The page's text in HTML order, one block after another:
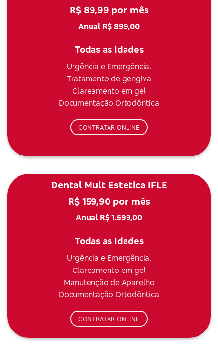
R$ 89,99 por mês
Anual R$ 899,00
Todas as Idades
Urgência e Emergência.
Tratamento de gengiva
Clareamento em gel
Documentação Ortodôntica
CONTRATAR ONLINE
Dental Mult Estetica IFLE
R$ 159,90 por mês
Anual R$ 1.599,00
Todas as Idades
Urgência e Emergência.
Clareamento em gel
Manutenção de Aparelho
Documentação Ortodôntica
CONTRATAR ONLINE